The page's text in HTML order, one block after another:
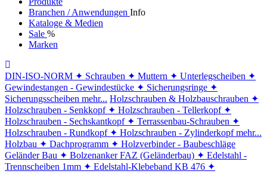
Branchen / Anwendungen Info
Kataloge & Medien
Sale %
Marken
DIN-ISO-NORM ✦ Schrauben ✦ Muttern ✦ Unterlegscheiben ✦
Gewindestangen - Gewindestücke ✦ Sicherungsringe ✦
Sicherungsscheiben mehr... Holzschrauben & Holzbauschrauben ✦
Holzschrauben - Senkkopf ✦ Holzschrauben - Tellerkopf ✦
Holzschrauben - Sechskantkopf ✦ Terrassenbau-Schrauben ✦
Holzschrauben - Rundkopf ✦ Holzschrauben - Zylinderkopf mehr...
Holzbau ✦ Dachprogramm ✦ Holzverbinder - Baubeschläge
Geländer Bau ✦ Bolzenanker FAZ (Geländerbau) ✦ Edelstahl -
Trennscheiben 1mm ✦ Edelstahl-Klebeband KB 476 ✦